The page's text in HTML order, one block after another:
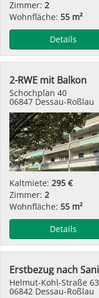
Zimmer: 2
Wohnfläche: 55 m²
Details
2-RWE mit Balkon
Schochplan 40
06847 Dessau-Roßlau
Kaltmiete: 295 €
Zimmer: 2
Wohnfläche: 55 m²
Details
Helmut-Kohl-Straße 63
06842 Dessau-Roßlau